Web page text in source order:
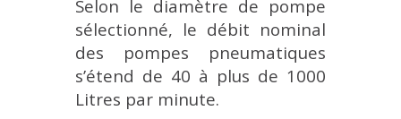
Selon le diamètre de pompe
sélectionné, le débit nominal
des pompes pneumatiques
s’étend de 40 à plus de 1000
Litres par minute.